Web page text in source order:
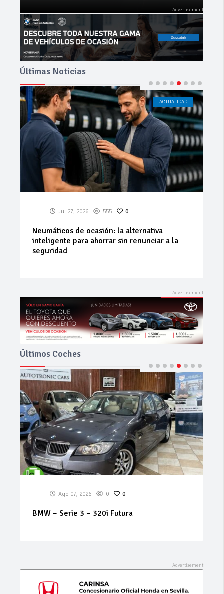
Últimas Noticias
ACTUALIDAD CÁDIZ
Jul 23, 2026 193 0
La 42ª Subida a Vejer comienza a perfilarse
Últimos Coches
Ago 07, 2026 0 0
RENAULT – Koleos – Dynamique 2.0 dCi